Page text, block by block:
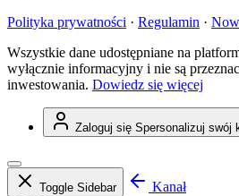
Polityka prywatności · Regulamin ·
Wszystkie dane udostępniane na
wyłącznie informacyjny i nie są
inwestowania. Dowiedz się więcej
Zaloguj się Spersonalizuj swój
Toggle Sidebar
Kanał